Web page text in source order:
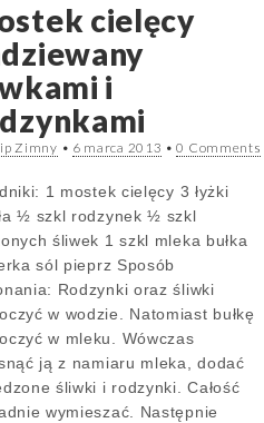
cielęcy
i
Zimny • 6 marca 2013 •0 Comments
1 mostek cielęcy 3 łyżki
½ szkl rodzynek ½ szkl
śliwek 1 szkl mleka bułka
sól pieprz Sposób
Rodzynki oraz śliwki
w wodzie. Natomiast bułkę
w mleku. Wówczas
ją z namiaru mleka, dodać
śliwki i rodzynki. Całość
wymieszać. Następnie